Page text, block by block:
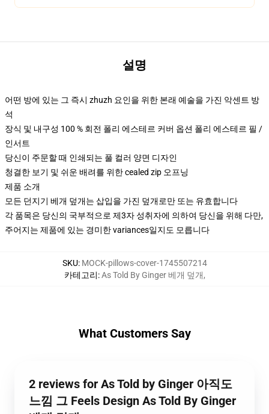
설명
어떤 방에 있는 그 즉시 zhuzh 요인을 위한 본래 예술을 가진 악센트 방
석
장식 및 내구성 100 % 회전 폴리 에스테르 커버 옵션 폴리 에스테르 필 /
인서트
당신이 주문할 때 인쇄되는 풀 컬러 양면 디자인
청결한 보기 및 쉬운 배려를 위한 cealed zip 오프닝
제품 소개
모든 던지기 베개 덮개는 삽입을 가진 덮개로만 또는 유효합니다
각 품목은 당신의 국부적으로 제3자 성취자에 의하여 당신을 위해 다만,
주어지는 제품에 있는 경미한 variances일지도 모릅니다
SKU: MOCK-pillows-cover-1745507214
카테고리:As Told By Ginger 베개 덮개,
What Customers Say
2 reviews for As Told by Ginger 아직도
느낌 그 Feels Design As Told By Ginger